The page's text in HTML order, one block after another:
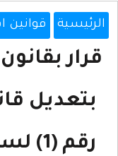
الرئيسية قوانين
بتعديل
رقم (1) لسنة 2005م وتعديلاته